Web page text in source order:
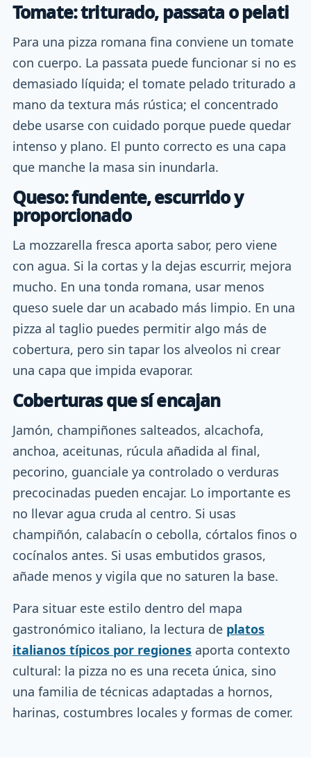
Tomate: triturado, passata o pelati
Para una pizza romana fina conviene un tomate
con cuerpo. La passata puede funcionar si no es
demasiado líquida; el tomate pelado triturado a
mano da textura más rústica; el concentrado
debe usarse con cuidado porque puede quedar
intenso y plano. El punto correcto es una capa
que manche la masa sin inundarla.
Queso: fundente, escurrido y
proporcionado
La mozzarella fresca aporta sabor, pero viene
con agua. Si la cortas y la dejas escurrir, mejora
mucho. En una tonda romana, usar menos
queso suele dar un acabado más limpio. En una
pizza al taglio puedes permitir algo más de
cobertura, pero sin tapar los alveolos ni crear
una capa que impida evaporar.
Coberturas que sí encajan
Jamón, champiñones salteados, alcachofa,
anchoa, aceitunas, rúcula añadida al final,
pecorino, guanciale ya controlado o verduras
precocinadas pueden encajar. Lo importante es
no llevar agua cruda al centro. Si usas
champiñón, calabacín o cebolla, córtalos finos o
cocínalos antes. Si usas embutidos grasos,
añade menos y vigila que no saturen la base.
Para situar este estilo dentro del mapa
gastronómico italiano, la lectura de platos
italianos típicos por regiones aporta contexto
cultural: la pizza no es una receta única, sino
una familia de técnicas adaptadas a hornos,
harinas, costumbres locales y formas de comer.